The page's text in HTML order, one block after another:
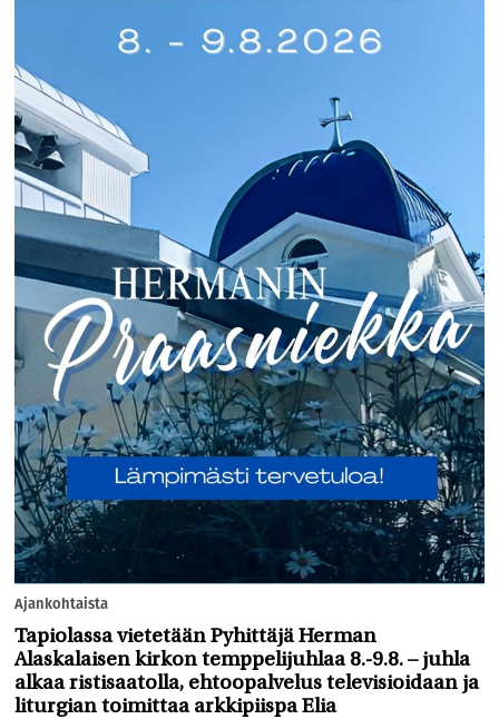
Ajankohtaista
Tapiolassa vietetään Pyhittäjä Herman
Alaskalaisen kirkon temppelijuhlaa 8.-9.8. – juhla
alkaa ristisaatolla, ehtoopalvelus televisioidaan ja
liturgian toimittaa arkkipiispa Elia